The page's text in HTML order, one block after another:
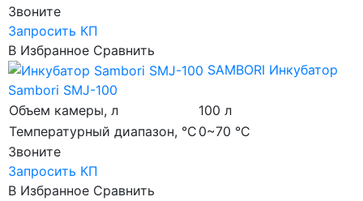
Звоните
Запросить КП
В Избранное Сравнить
SAMBORI Инкубатор
Sambori SMJ-100
Объем камеры, л
100 л
Температурный диапазон, °C 0~70 °C
Звоните
Запросить КП
В Избранное Сравнить